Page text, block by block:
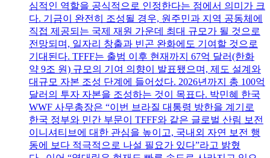
심적인 역할을 공식적으로 인정한다는 점에서 의미가 크
다. 기금이 완전히 조성될 경우, 원주민과 지역 공동체에
직접 제공되는 국제 재원 가운데 최대 규모가 될 것으로
전망되며, 일자리 창출과 빈곤 완화에도 기여할 것으로
기대된다. TFFF는 출범 이후 현재까지 67억 달러(한화
약 9조 원) 규모의 기여 의향이 발표됐으며, 제도 설계와
대규모 자본 조성 단계에 들어섰다. 2026년까지 총 100억
달러의 투자 자본을 조성하는 것이 목표다. 박민혜 한국
WWF 사무총장은 “이번 브라질 대통령 방한을 계기로
한국 정부와 민간 부문이 TFFF와 같은 글로벌 산림 보전
이니셔티브에 대한 관심을 높이고, 국내외 자연 보전 행
동에 보다 적극적으로 나설 필요가 있다”라고 밝혔